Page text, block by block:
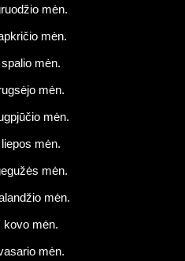
mėn.
mėn.
mėn.
mėn.
mėn.
mėn.
mėn.
mėn.
kovo mėn.
mėn.